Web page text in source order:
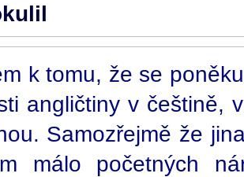
k tomu, že se
angličtiny v češtině,
Samozřejmě že
málo početných